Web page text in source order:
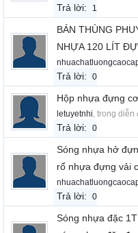
Trả lời: 1
BÁN THÙNG
NHỰA 120 LÍT
Trả lời: 0
Hộp nhựa đựng
letuyetnhi, trong diễn
Trả lời: 0
Sóng nhựa hở
rổ nhựa đựng vải
Trả lời: 0
Sóng nhựa đặc